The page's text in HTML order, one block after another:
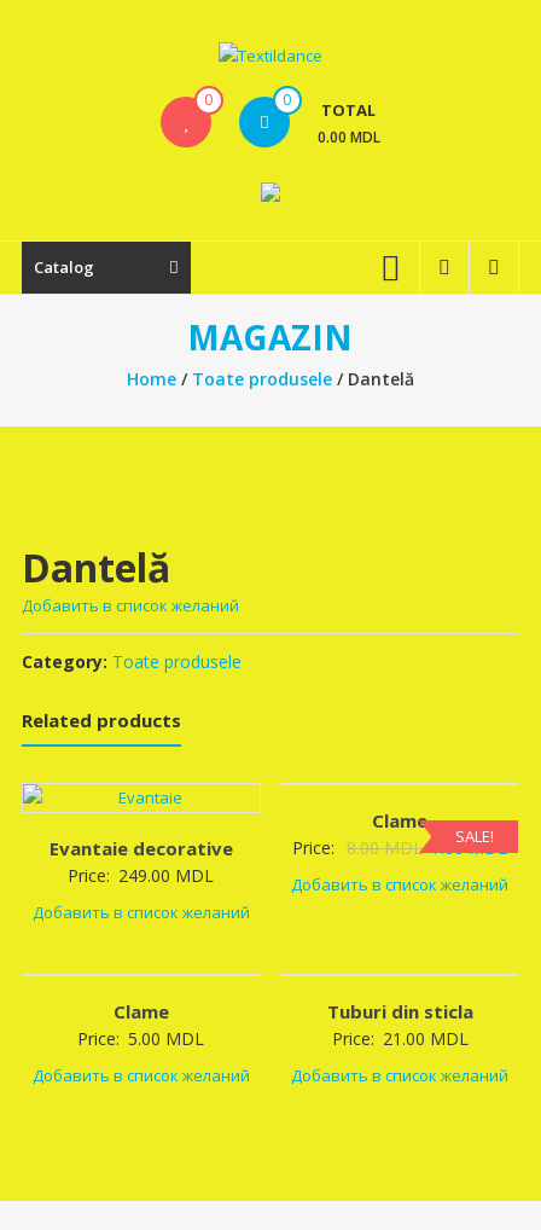
Textildance.md
0 0 TOTAL
0.00 MDL
Catalog
MAGAZIN
Home/ Toate produsele/ Dantelă
Dantelă
Добавить в список желаний
Category: Toate produsele
Related products
Evantaie decorative
Price: 249.00 MDL
Добавить в список желаний
SALE!
Clame
Price: 8.00MDLOriginal
price
7.00MDL
Добавить в список желаний
Clame
Price: 5.00 MDL
Добавить в список желаний
Tuburi din sticla
Price: 21.00 MDL
Добавить в список желаний